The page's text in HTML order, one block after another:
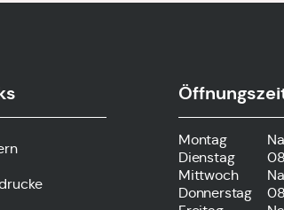
Montag
Dienstag
Mittwoch
Donnerstag